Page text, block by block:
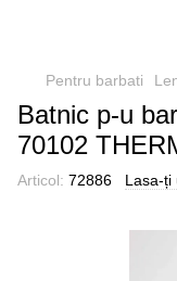
Pentru barbati
Batnic p-u
70102
Articol: 72886 Lasa-ți